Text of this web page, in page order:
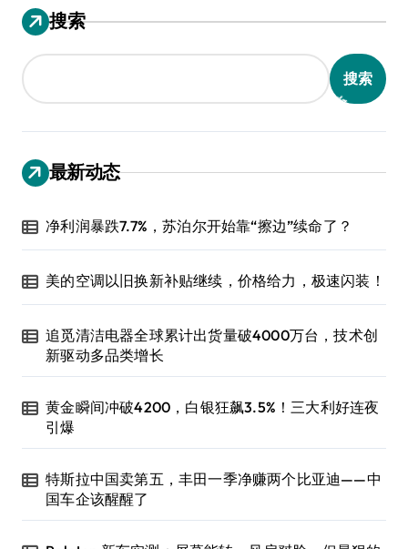
搜索
搜索
最新动态
净利润暴跌7.7%，苏泊尔开始靠“擦边”续命了？
美的空调以旧换新补贴继续，价格给力，极速闪装！
追觅清洁电器全球累计出货量破4000万台，技术创
新驱动多品类增长
黄金瞬间冲破4200，白银狂飙3.5%！三大利好连夜
引爆
特斯拉中国卖第五，丰田一季净赚两个比亚迪——中
国车企该醒醒了